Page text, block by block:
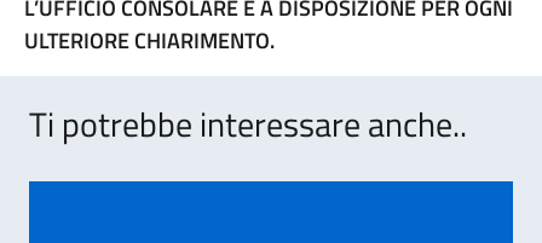
L’UFFICIO CONSOLARE È A DISPOSIZIONE PER OGNI
ULTERIORE CHIARIMENTO.
Ti potrebbe interessare anche..